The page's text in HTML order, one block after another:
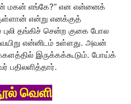
மகன் எங்கே?” என என்னைக்
என்று எனக்குத்
தங்கிச் சென்ற குகை போல
என்னிடம் உள்ளது. அவன்
இருக்கக்கூடும். போய்க்
பதிலளித்தார்.
வெளி